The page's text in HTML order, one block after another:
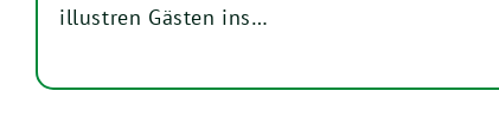
illustren Gästen ins…